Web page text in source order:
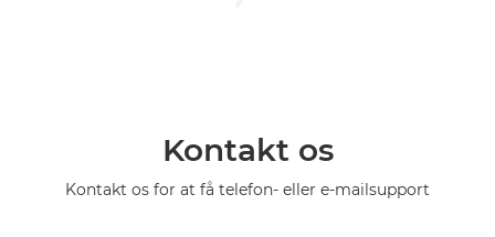
Kontakt os
Kontakt os for at få telefon- eller e-mailsupport